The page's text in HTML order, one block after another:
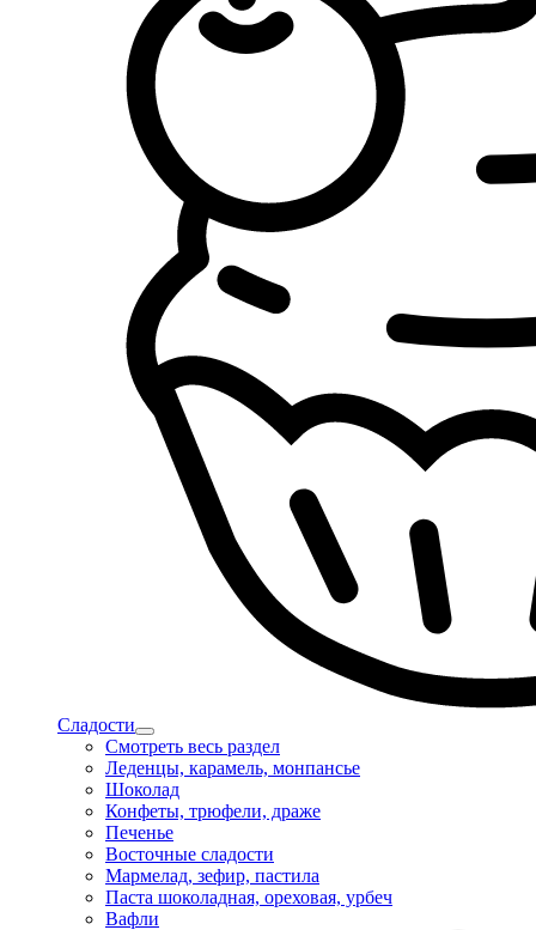
Сладости
Смотреть весь раздел
Леденцы, карамель, монпансье
Шоколад
Конфеты, трюфели, драже
Печенье
Восточные сладости
Мармелад, зефир, пастила
Паста шоколадная, ореховая, урбеч
Вафли